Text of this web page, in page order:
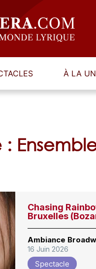
À LA
:
Chasing
Bruxelles
Ambiance
16 Juin 2026
Spectacle